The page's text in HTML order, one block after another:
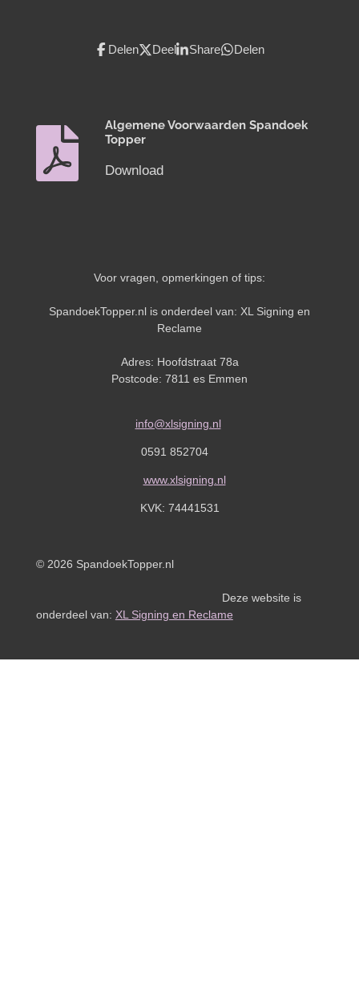
Delen Deel Share Delen
Algemene Voorwaarden Spandoek
Topper
Download
Voor vragen, opmerkingen of tips:
SpandoekTopper.nl is onderdeel van: XL Signing en
Reclame
Adres: Hoofdstraat 78a
Postcode: 7811 es Emmen
info@xlsigning.nl
0591 852704
www.xlsigning.nl
KVK: 74441531
© 2026 SpandoekTopper.nl
Deze website is
onderdeel van: XL Signing en Reclame